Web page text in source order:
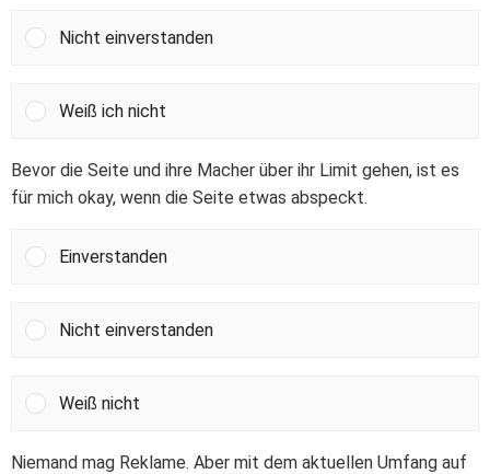
Nicht einverstanden
Weiß ich nicht
Bevor die Seite und ihre Macher über ihr Limit gehen, ist es
für mich okay, wenn die Seite etwas abspeckt.
Einverstanden
Nicht einverstanden
Weiß nicht
Niemand mag Reklame. Aber mit dem aktuellen Umfang auf